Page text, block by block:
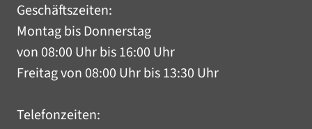
Geschäftszeiten:
Montag bis Donnerstag
von 08:00 Uhr bis 16:00 Uhr
Freitag von 08:00 Uhr bis 13:30 Uhr
Telefonzeiten: